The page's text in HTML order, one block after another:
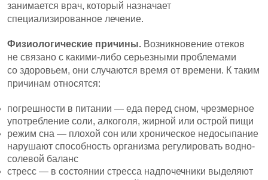
занимается врач, который назначает
специализированное лечение.
Физиологические причины. Возникновение отеков
не связано с какими-либо серьезными проблемами
со здоровьем, они случаются время от времени. К таким
причинам относятся:
погрешности в питании — еда перед сном, чрезмерное
употребление соли, алкоголя, жирной или острой пищи
режим сна — плохой сон или хроническое недосыпание
нарушают способность организма регулировать водно-
солевой баланс
стресс — в состоянии стресса надпочечники выделяют